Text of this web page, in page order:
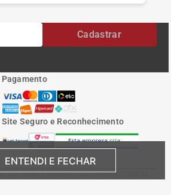
ENTENDI E FECHAR
Cadastrar
Pagamento
Site Seguro e Reconhecimento
nossos estoques para internet. Caso os